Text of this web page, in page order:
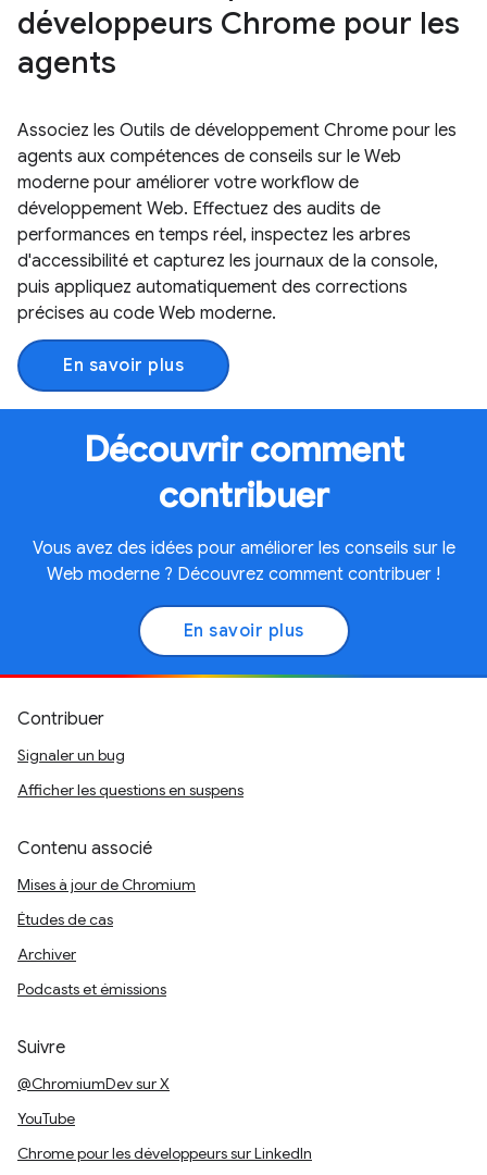
développeurs Chrome pour les
agents
Associez les Outils de développement Chrome pour les
agents aux compétences de conseils sur le Web
moderne pour améliorer votre workflow de
développement Web. Effectuez des audits de
performances en temps réel, inspectez les arbres
d'accessibilité et capturez les journaux de la console,
puis appliquez automatiquement des corrections
précises au code Web moderne.
En savoir plus
Découvrir comment
contribuer
Vous avez des idées pour améliorer les conseils sur le
Web moderne ? Découvrez comment contribuer !
En savoir plus
Contribuer
Signaler un bug
Afficher les questions en suspens
Contenu associé
Mises à jour de Chromium
Études de cas
Archiver
Podcasts et émissions
Suivre
@ChromiumDev sur X
YouTube
Chrome pour les développeurs sur LinkedIn